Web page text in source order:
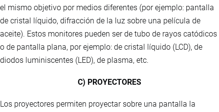
el mismo objetivo por medios diferentes (por ejemplo: pantalla
de cristal líquido, difracción de la luz sobre una película de
aceite). Estos monitores pueden ser de tubo de rayos catódicos
o de pantalla plana, por ejemplo: de cristal líquido (LCD), de
diodos luminiscentes (LED), de plasma, etc.
C) PROYECTORES
Los proyectores permiten proyectar sobre una pantalla la